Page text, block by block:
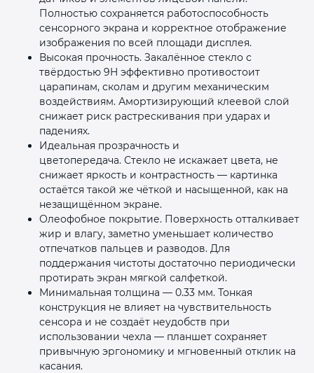
Полностью сохраняется работоспособность
сенсорного экрана и корректное отображение
изображения по всей площади дисплея.
Высокая прочность. Закалённое стекло с
твёрдостью 9H эффективно противостоит
царапинам, сколам и другим механическим
воздействиям. Амортизирующий клеевой слой
снижает риск растрескивания при ударах и
падениях.
Идеальная прозрачность и
цветопередача. Стекло не искажает цвета, не
снижает яркость и контрастность — картинка
остаётся такой же чёткой и насыщенной, как на
незащищённом экране.
Олеофобное покрытие. Поверхность отталкивает
жир и влагу, заметно уменьшает количество
отпечатков пальцев и разводов. Для
поддержания чистоты достаточно периодически
протирать экран мягкой салфеткой.
Минимальная толщина — 0.33 мм. Тонкая
конструкция не влияет на чувствительность
сенсора и не создаёт неудобств при
использовании чехла — планшет сохраняет
привычную эргономику и мгновенный отклик на
касания.